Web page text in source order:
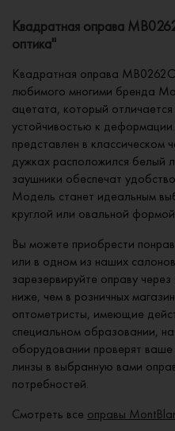
Квадратная оправа
оптика"
Квадратная оправа
любимого многими бренда
ацетата, который
устойчивостью к
представлен в
дужках расположился белый
заушники обеспечат
Модель станет идеальным
круглой или овальной
Вы можете приобрести
или в одном из наших
зарезервируйте оправу
ниже, чем в розничных
оптометристы, имеющие
специальном образовании,
оборудовании проверят
линзы в выбранную вами
потребностей.
Смотреть все оправы